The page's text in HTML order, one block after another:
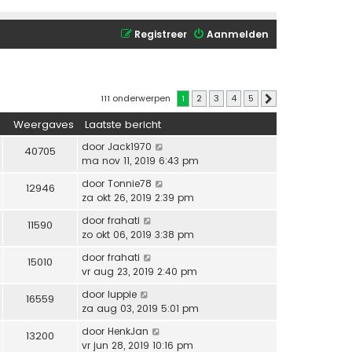
Aanmelden
Registreer
111 onderwerpen 1 2 3 4 5
Weergaves Laatste bericht
40705 door Jack1970
ma nov 11, 2019 6:43 pm
12946 door Tonnie78
za okt 26, 2019 2:39 pm
11590 door frahati
zo okt 06, 2019 3:38 pm
15010 door frahati
vr aug 23, 2019 2:40 pm
16559 door luppie
za aug 03, 2019 5:01 pm
13200 door HenkJan
vr jun 28, 2019 10:16 pm